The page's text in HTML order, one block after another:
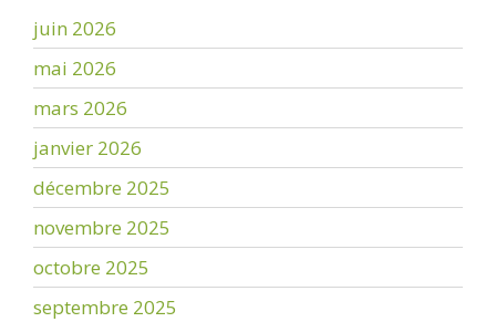
juin 2026
mai 2026
mars 2026
janvier 2026
décembre 2025
novembre 2025
octobre 2025
septembre 2025